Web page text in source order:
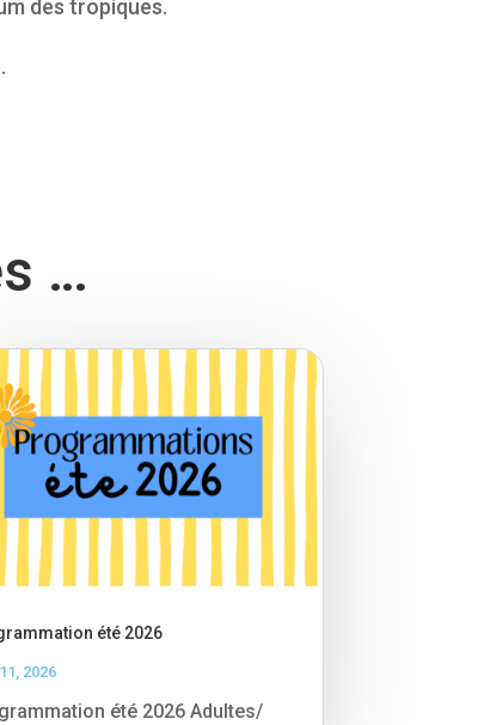
des tropiques.
…
été 2026
2026
été 2026 Adultes/